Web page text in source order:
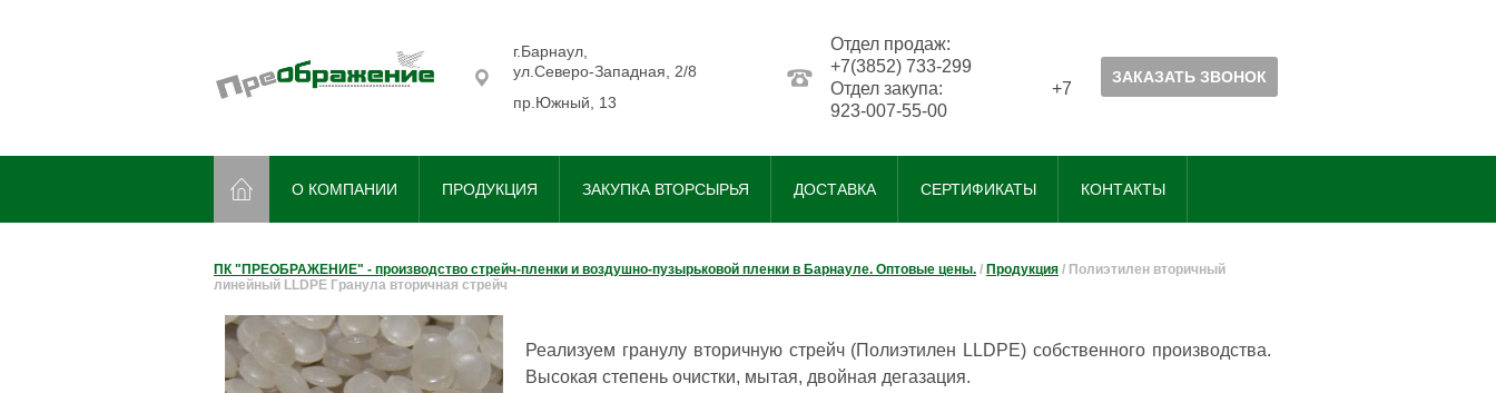
г.Барнаул,
ул.Северо-Западная, 2/8
пр.Южный, 13
Отдел продаж:
+7(3852) 733-299
Отдел закупа:
+7
923-007-55-00
ЗАКАЗАТЬ ЗВОНОК
О КОМПАНИИ ПРОДУКЦИЯ ЗАКУПКА ВТОРСЫРЬЯ ДОСТАВКА СЕРТИФИКАТЫ КОНТАКТЫ
ПК "ПРЕОБРАЖЕНИЕ" - производство стрейч-пленки и воздушно-пузырьковой пленки в Барнауле. Оптовые цены. / Продукция / Полиэтилен вторичный
линейный LLDPE Гранула вторичная стрейч
Реализуем гранулу вторичную стрейч (Полиэтилен LLDPE) собственного производства.
Высокая степень очистки, мытая, двойная дегазация.